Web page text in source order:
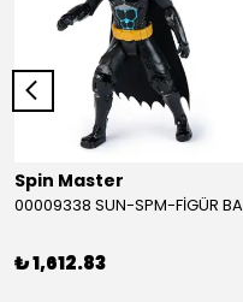
Spin Master
₺ 1,612.83